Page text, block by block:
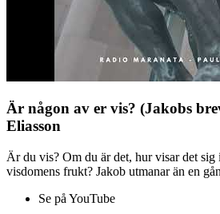
Är någon av er vis? (Jakobs
Eliasson
Är du vis? Om du är det, hur visar det
visdomens frukt? Jakob utmanar än en
Se på YouTube